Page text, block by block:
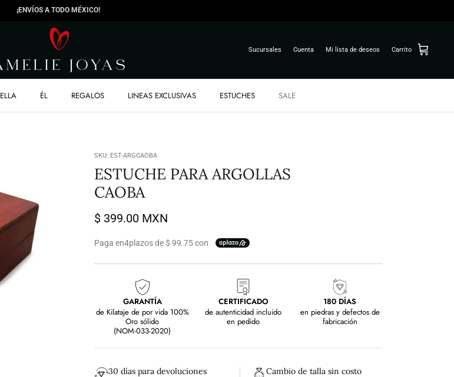
¡ENVÍOS A TODO MÉXICO!
Sucursales Cuenta Mi lista de deseos Carrito
ELLA ÉL REGALOS LINEAS EXCLUSIVAS ESTUCHES SALE
SKU: EST-ARGCAOBA
ESTUCHE PARA ARGOLLAS
CAOBA
$ 399.00 MXN
Paga en4plazos de $ 99.75 con
GARANTÍA
de Kilataje de por vida 100%
Oro sólido
(NOM-033-2020)
CERTIFICADO
de autenticidad incluido
en pedido
180 DÍAS
en piedras y defectos de
fabricación
30 días para devoluciones Cambio de talla sin costo